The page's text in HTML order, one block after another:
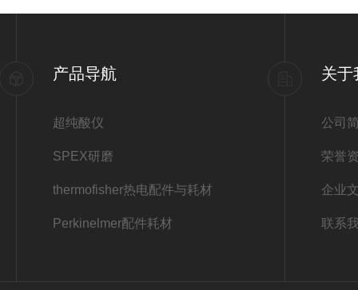
产品导航
超纯酸仪
SPEX研磨
thermofisher热电配件与耗材
Perkinelmer配件耗材
关于
公司
荣誉
企业
联系